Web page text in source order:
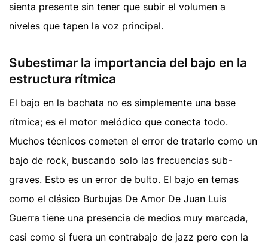
sienta presente sin tener que subir el volumen a
niveles que tapen la voz principal.
Subestimar la importancia del bajo en la
estructura rítmica
El bajo en la bachata no es simplemente una base
rítmica; es el motor melódico que conecta todo.
Muchos técnicos cometen el error de tratarlo como un
bajo de rock, buscando solo las frecuencias sub-
graves. Esto es un error de bulto. El bajo en temas
como el clásico Burbujas De Amor De Juan Luis
Guerra tiene una presencia de medios muy marcada,
casi como si fuera un contrabajo de jazz pero con la